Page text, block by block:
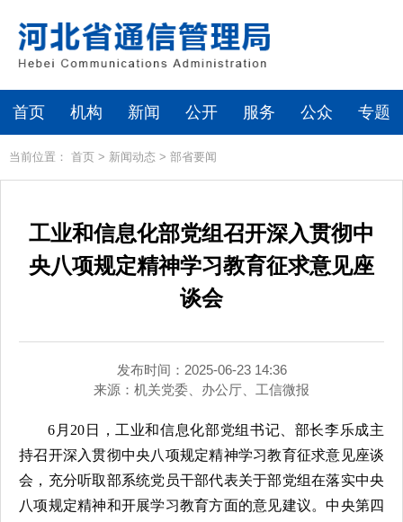
首页 机构 新闻 公开 服务 公众 专题
当前位置： 首页 > 新闻动态 > 部省要闻
工业和信息化部党组召开深入贯彻中
央八项规定精神学习教育征求意见座
谈会
发布时间：2025-06-23 14:36
来源： 机关党委、办公厅、工信微报
6月20日，工业和信息化部党组书记、部长李乐成主
持召开深入贯彻中央八项规定精神学习教育征求意见座谈
会，充分听取部系统党员干部代表关于部党组在落实中央
八项规定精神和开展学习教育方面的意见建议。中央第四